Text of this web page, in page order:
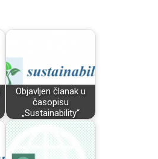
Objavljen članak u
časopisu
„Sustainability“